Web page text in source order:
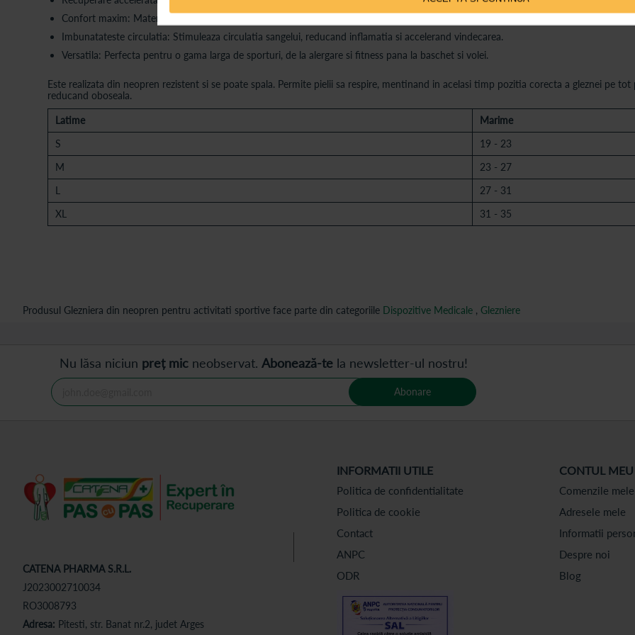
Confort maxim: Materialul din neopren este moale si flexibil, asigurand o potrivire perfecta si o libertate de miscare optima.
Imbunatateste circulatia: Stimuleaza circulatia sangelui, reducand inflamatia si accelerand vindecarea.
Versatila: Perfecta pentru o gama larga de sporturi, de la alergare si fitness pana la baschet si volei.
Este realizata din neopren rezistent si se poate spala. Permite pielii sa respire, mentinand in acelasi timp pozitia corecta a gleznei pe
reducand oboseala.
Latime
Marime
S
19 - 23
M
23 - 27
L
27 - 31
XL
31 - 35
Produsul Glezniera din neopren pentru activitati sportive face parte din categoriile Dispozitive Medicale , Glezniere
Nu lăsa niciun preț mic neobservat. Abonează-te la newsletter-ul nostru!
Abonare
CATENA PHARMA S.R.L.
J2023002710034
RO3008793
Adresa: Pitesti, str. Banat nr.2, judet Arges
INFORMATII UTILE
Politica de confidentialitate
Politica de cookie
Contact
ANPC
ODR
CONTUL MEU
Comenzile mele
Adresele mele
Informatii
Despre noi
Blog